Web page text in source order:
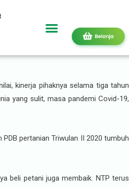
Pertanian di
kinerja pihaknya selama tiga tahun
yang sulit, masa pandemi Covid-19,
pertanian Triwulan II 2020 tumbuh
beli petani juga membaik. NTP terus